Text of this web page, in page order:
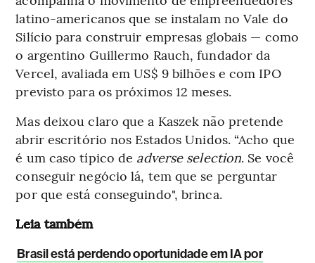
latino-americanos que se instalam no Vale do
Silício para construir empresas globais — como
o argentino Guillermo Rauch, fundador da
Vercel, avaliada em US$ 9 bilhões e com IPO
previsto para os próximos 12 meses.
Mas deixou claro que a Kaszek não pretende
abrir escritório nos Estados Unidos. “Acho que
é um caso típico de adverse selection. Se você
conseguir negócio lá, tem que se perguntar
por que está conseguindo", brinca.
Leia também
Brasil está perdendo oportunidade em IA por